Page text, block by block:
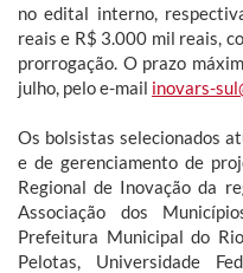
no edital interno,
reais e R$ 3.000 mil reais,
prorrogação. O prazo
julho, pelo e-mail inovars-
Os bolsistas selecionados
e de gerenciamento de
Regional de Inovação da
Associação dos
Prefeitura Municipal do
Pelotas, Universidade